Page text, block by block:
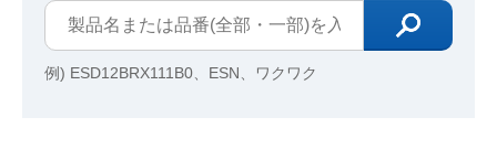
例) ESD12BRX111B0、ESN、ワクワク